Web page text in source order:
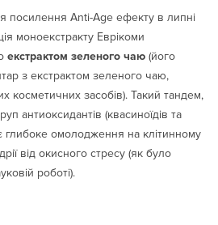
посилення Anti-Age ефекту в липні
моноекстракту Еврікоми
екстрактом зеленого чаю (його
з екстрактом зеленого чаю,
косметичних засобів). Такий тандем,
антиоксидантів (квасиноїдів та
глибоке омолодження на клітинному
від окисного стресу (як було
роботі).